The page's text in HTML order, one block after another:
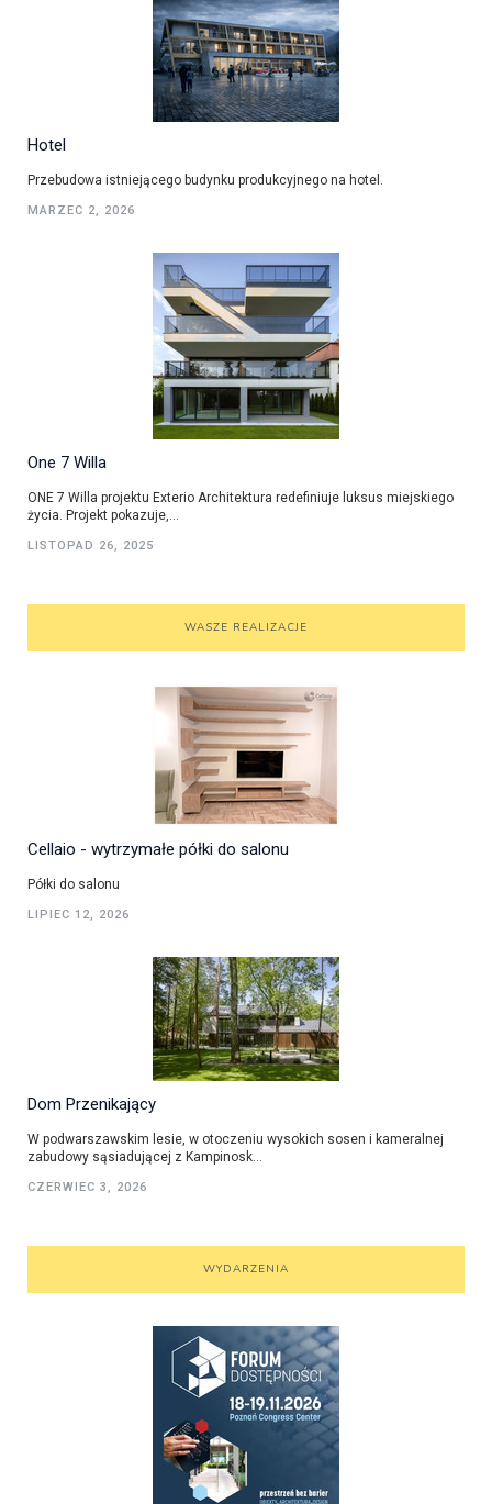
Hotel
Przebudowa istniejącego budynku produkcyjnego na hotel.
MARZEC 2, 2026
One 7 Willa
ONE 7 Willa projektu Exterio Architektura redefiniuje luksus miejskiego
życia. Projekt pokazuje,...
LISTOPAD 26, 2025
WASZE REALIZACJE
Cellaio - wytrzymałe półki do salonu
Półki do salonu
LIPIEC 12, 2026
Dom Przenikający
W podwarszawskim lesie, w otoczeniu wysokich sosen i kameralnej
zabudowy sąsiadującej z Kampinosk...
CZERWIEC 3, 2026
WYDARZENIA